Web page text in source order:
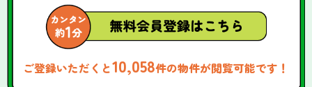
ご登録いただくと10,058件の物件が閲覧可能です！